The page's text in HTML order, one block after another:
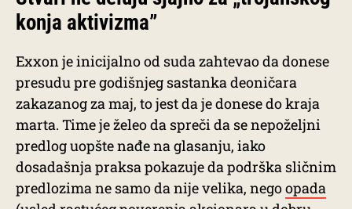
konja aktivizma”
Exxon je inicijalno od suda zahtevao da donese
presudu pre godišnjeg sastanka deoničara
zakazanog za maj, to jest da je donese do kraja
marta. Time je želeo da spreči da se nepoželjni
predlog uopšte nađe na glasanju, iako
dosadašnja praksa pokazuje da podrška sličnim
predlozima ne samo da nije velika, negoopada